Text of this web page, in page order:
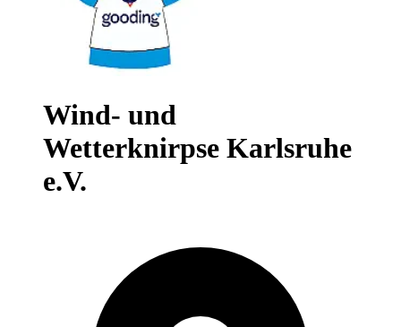
Wind- und
Wetterknirpse Karlsruhe
e.V.